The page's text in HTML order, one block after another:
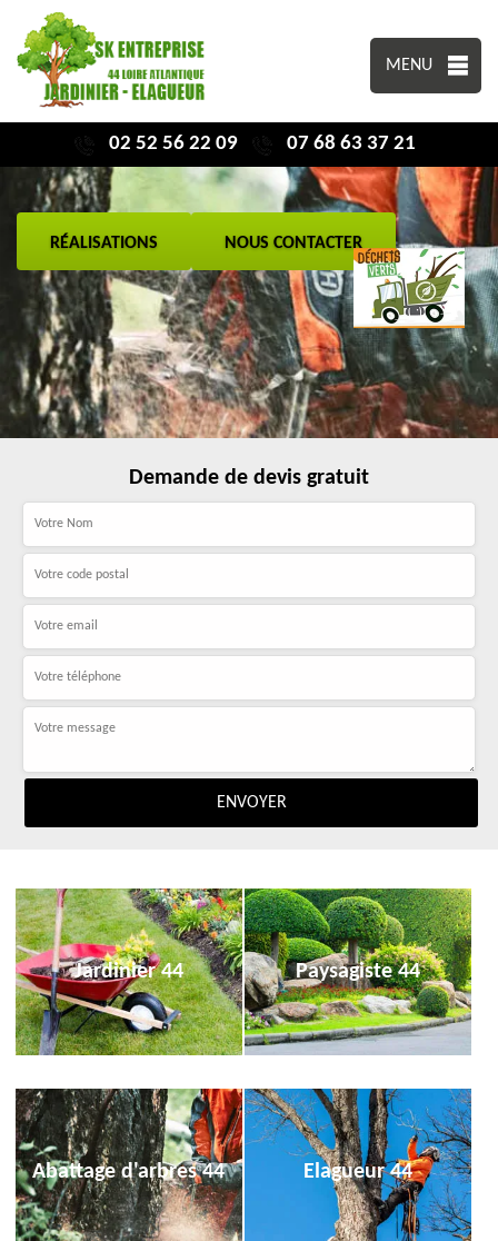
MENU
02 52 56 22 09 07 68 63 37 21
RÉALISATIONS NOUS CONTACTER
Demande de devis gratuit
Jardinier 44 Paysagiste 44
Abattage d'arbres 44 Elagueur 44